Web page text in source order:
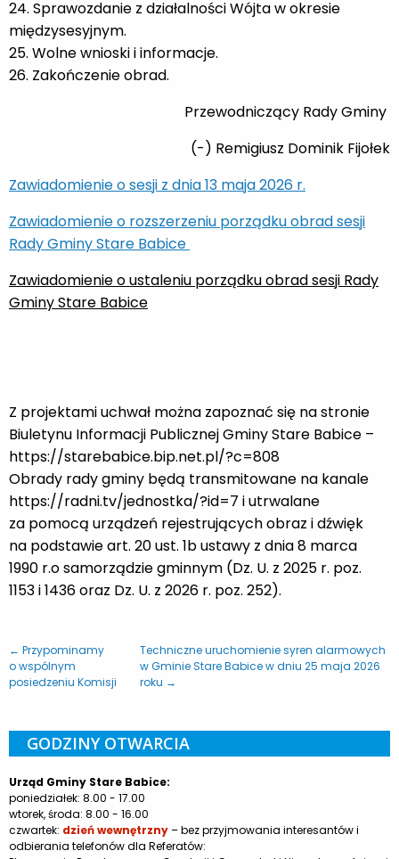
24. Sprawozdanie z działalności Wójta w okresie
międzysesyjnym.
25. Wolne wnioski i informacje.
26. Zakończenie obrad.
Przewodniczący Rady Gminy
(-) Remigiusz Dominik Fijołek
Zawiadomienie o sesji z dnia 13 maja 2026 r.
Zawiadomienie o rozszerzeniu porządku obrad sesji
Rady Gminy Stare Babice
Zawiadomienie o ustaleniu porządku obrad sesji Rady
Gminy Stare Babice
Z projektami uchwał można zapoznać się na stronie
Biuletynu Informacji Publicznej Gminy Stare Babice –
https://starebabice.bip.net.pl/?c=808
Obrady rady gminy będą transmitowane na kanale
https://radni.tv/jednostka/?id=7 i utrwalane
za pomocą urządzeń rejestrujących obraz i dźwięk
na podstawie art. 20 ust. 1b ustawy z dnia 8 marca
1990 r.o samorządzie gminnym (Dz. U. z 2025 r. poz.
1153 i 1436 oraz Dz. U. z 2026 r. poz. 252).
← Przypominamy
o wspólnym
posiedzeniu Komisji
Techniczne uruchomienie syren alarmowych
w Gminie Stare Babice w dniu 25 maja 2026
roku →
GODZINY OTWARCIA
Urząd Gminy Stare Babice:
poniedziałek: 8.00 - 17.00
wtorek, środa: 8.00 - 16.00
czwartek: dzień wewnętrzny– bez przyjmowania interesantów i
odbierania telefonów dla Referatów: